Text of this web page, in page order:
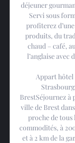
déjeuner
Servi sous
profiterez
produits, du
chaud – café,
l’anglaise avec
Appart hôtel
BrestSéjournez
ville de Brest
proche de tous
commodités, à
et à 2 km de la